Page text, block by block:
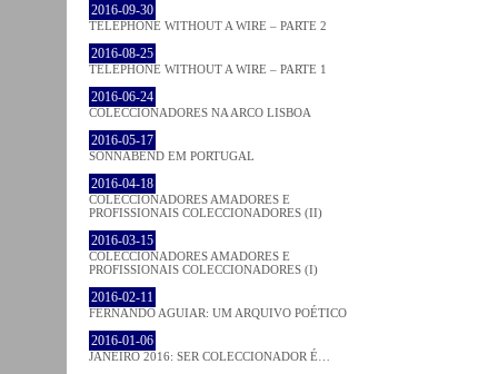
2016-09-30
TELEPHONE WITHOUT A WIRE – PARTE 2
2016-08-25
TELEPHONE WITHOUT A WIRE – PARTE 1
2016-06-24
COLECCIONADORES NA ARCO LISBOA
2016-05-17
SONNABEND EM PORTUGAL
2016-04-18
COLECCIONADORES AMADORES E
PROFISSIONAIS COLECCIONADORES (II)
2016-03-15
COLECCIONADORES AMADORES E
PROFISSIONAIS COLECCIONADORES (I)
2016-02-11
FERNANDO AGUIAR: UM ARQUIVO POÉTICO
2016-01-06
JANEIRO 2016: SER COLECCIONADOR É…